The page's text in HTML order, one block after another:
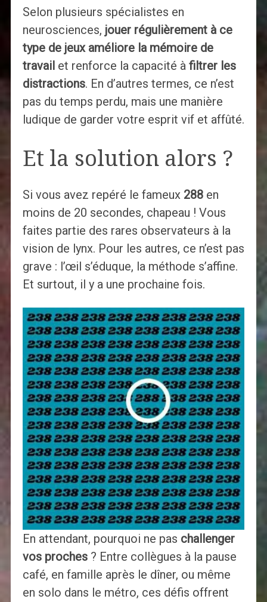
Selon plusieurs spécialistes en
neurosciences, jouer régulièrement à ce
type de jeux améliore la mémoire de
travail et renforce la capacité à filtrer les
distractions. En d’autres termes, ce n’est
pas du temps perdu, mais une manière
ludique de garder votre esprit vif et affûté.
Et la solution alors ?
Si vous avez repéré le fameux 288en
moins de 20 secondes, chapeau ! Vous
faites partie des rares observateurs à la
vision de lynx. Pour les autres, ce n’est pas
grave : l’œil s’éduque, la méthode s’affine.
Et surtout, il y a une prochaine fois.
En attendant, pourquoi ne pas challenger
vos proches? Entre collègues à la pause
café, en famille après le dîner, ou même
en solo dans le métro, ces défis offrent